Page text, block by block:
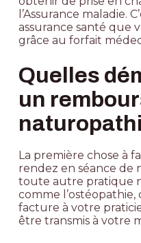
l’Assurance maladie.
assurance santé que
grâce au forfait
Quelles
un
La première chose à
rendez en séance
toute autre pratique
comme l’ostéopathie,
facture à votre
être transmis à votre